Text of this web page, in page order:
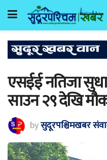
एसईई नतिजा
साउन २९ देखि
byसुदूरपश्चिमखबर